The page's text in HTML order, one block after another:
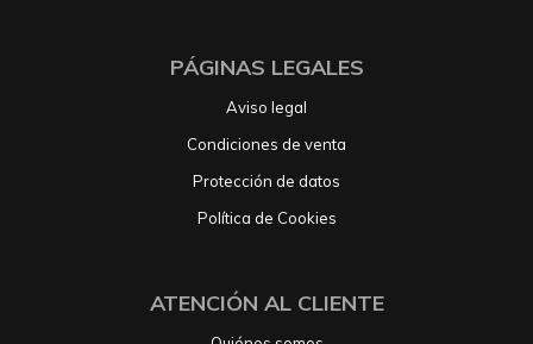
PÁGINAS LEGALES
Aviso legal
Condiciones de venta
Protección de datos
Política de Cookies
ATENCIÓN AL CLIENTE